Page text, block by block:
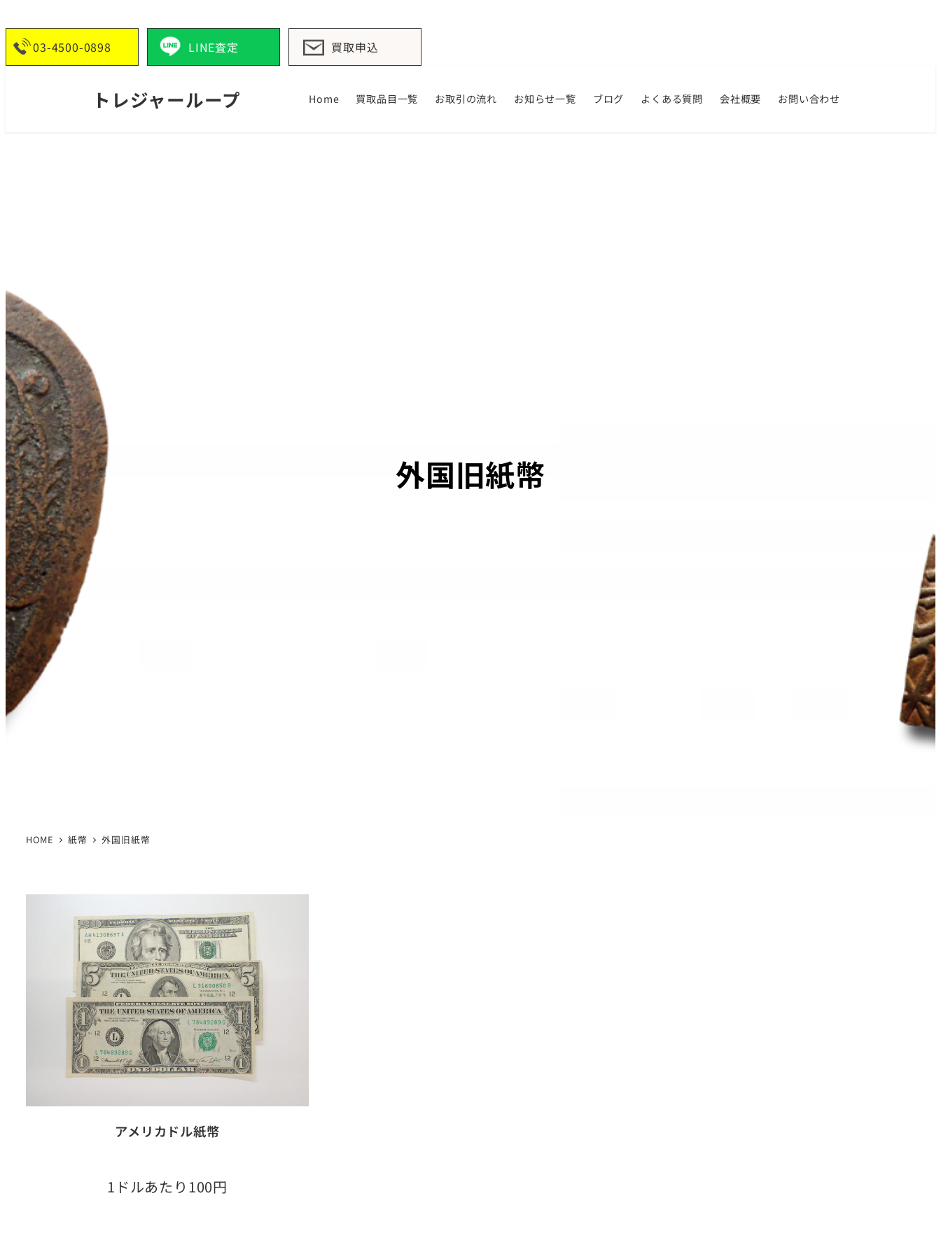
03-4500-0898 LINE査定 買取申込
トレジャーループ Home 買取品目一覧 お取引の流れ お知らせ一覧 ブログ よくある質問 会社概要 お問い合わせ
外国旧紙幣
HOME 紙幣 外国旧紙幣
アメリカドル紙幣
1ドルあたり100円